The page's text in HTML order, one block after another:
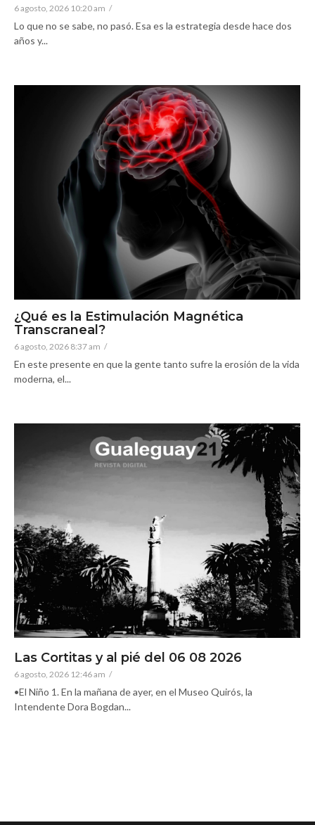
6 agosto, 2026 10:20 am /
Lo que no se sabe, no pasó. Esa es la estrategia desde hace dos
años y...
¿Qué es la Estimulación Magnética
Transcraneal?
6 agosto, 2026 8:37 am /
En este presente en que la gente tanto sufre la erosión de la vida
moderna, el...
Las Cortitas y al pié del 06 08 2026
6 agosto, 2026 12:46 am /
•El Niño 1. En la mañana de ayer, en el Museo Quirós, la
Intendente Dora Bogdan...